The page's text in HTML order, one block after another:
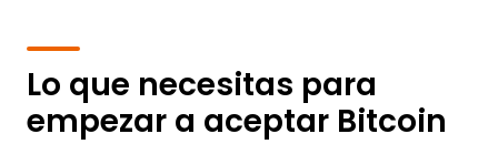
Lo que necesitas para
empezar a aceptar Bitcoin